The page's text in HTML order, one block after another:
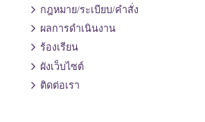
กฎหมาย/ระเบียบ/คำสั่ง
ผลการดำเนินงาน
ร้องเรียน
ผังเว็บไซต์
ติดต่อเรา